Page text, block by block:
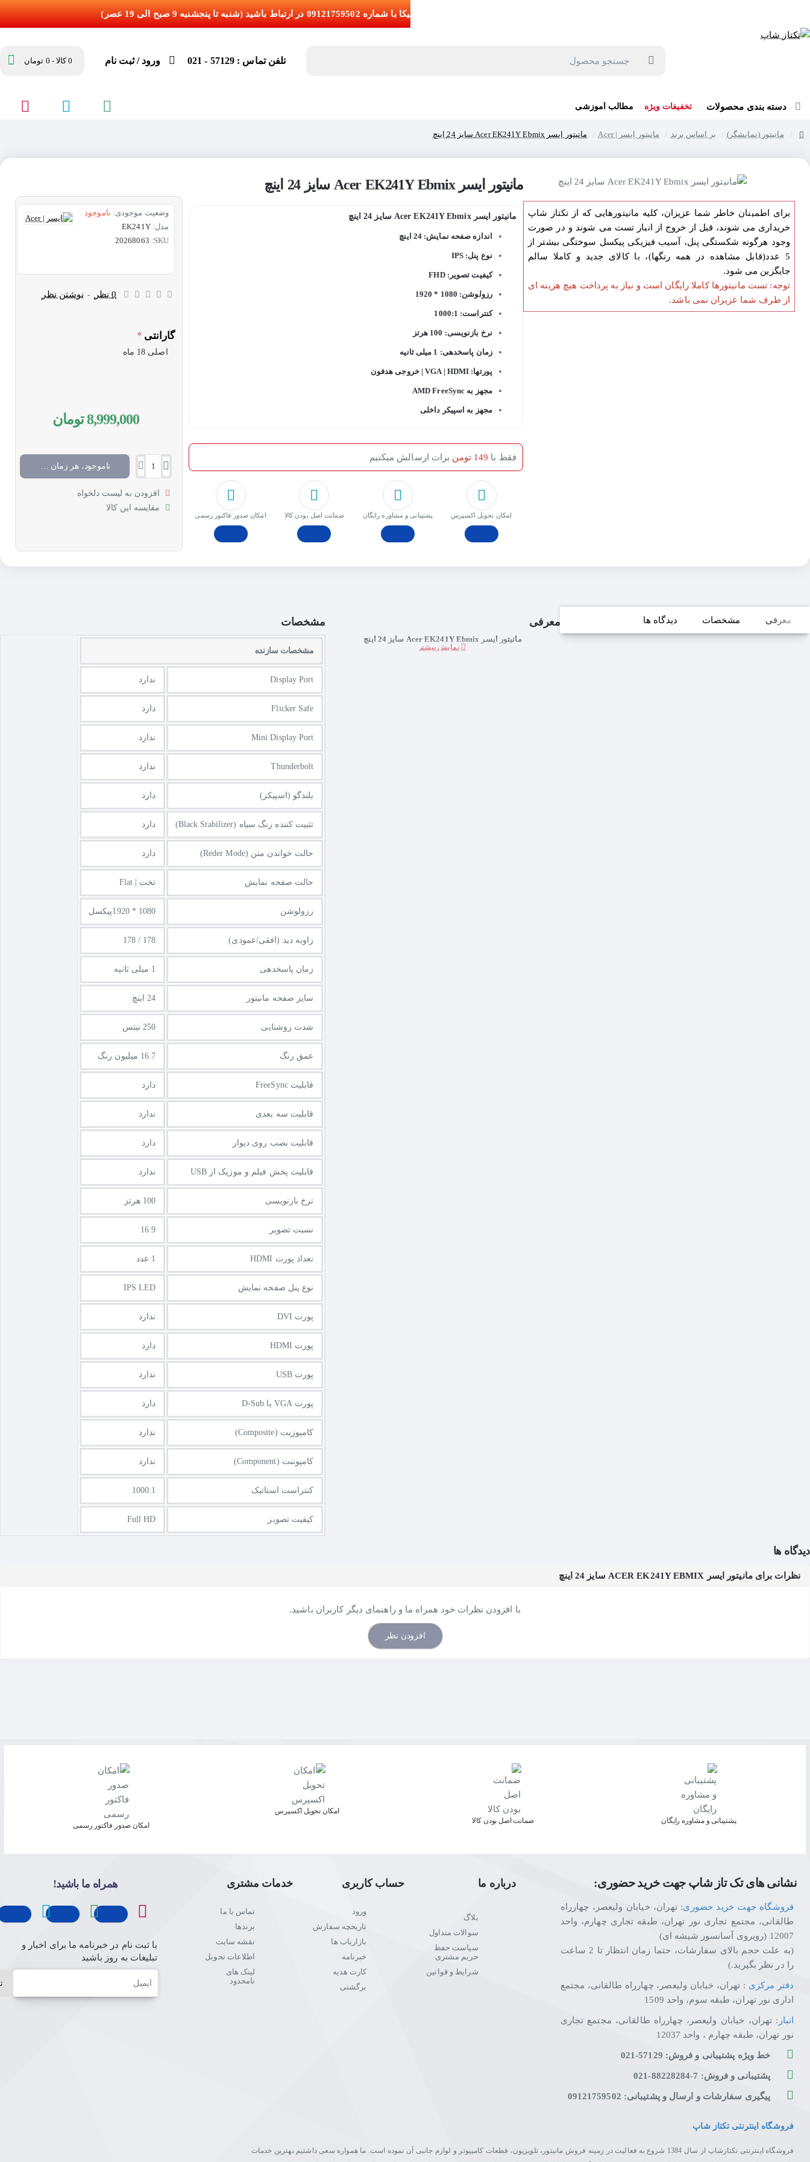
تلفن تماس : 57129 - 021 ورود / ثبت نام 0 کالا - 0 تومان
دسته بندی محصولات تخفیفات ویژه مطالب آموزشی
مانیتور (نمایشگر) بر اساس برند مانیتور ایسر | Acer مانیتور ایسر Acer EK241Y Ebmix سایز 24 اینچ
برای اطمینان خاطر شما عزیزان، کلیه مانیتورهایی که از تکتاز شاپ
خریداری می شوند، قبل از خروج از انبار تست می شوند و در صورت
وجود هرگونه شکستگی پنل، آسیب فیزیکی پیکسل سوختگی بیشتر از
5 عدد(قابل مشاهده در همه رنگها)، با کالای جدید و کاملا سالم
جایگزین می شود.
توجه: تست مانیتورها کاملا رایگان است و نیاز به پرداخت هیچ هزینه ای
از طرف شما عزیزان نمی باشد.
مانیتور ایسر Acer EK241Y Ebmix سایز 24 اینچ
مانیتور ایسر Acer EK241Y Ebmix سایز 24 اینچ
اندازه صفحه نمایش: 24 اینچ
نوع پنل: IPS
کیفیت تصویر: FHD
رزولوشن: 1080 * 1920
کنتراست: 1000:1
نرخ بازنویسی: 100 هرتز
زمان پاسخدهی: 1 میلی ثانیه
پورتها: VGA | HDMI | خروجی هدفون
مجهز به AMD FreeSync
مجهز به اسپیکر داخلی
امکان تحویل اکسپرس پشتیبانی و مشاوره رایگان ﺿﻤﺎﻧﺖ اﺻﻞ ﺑﻮدن ﮐﺎﻟﺎ امکان صدور فاکتور رسمی
فقط با 149 تومن برات ارسالش میکنیم
وضعیت موجودی: ناموجود
مدل: EK241Y
SKU:
20268063
0 نظر - نوشتن نظر
گارانتی
اصلی 18 ماه
8,999,000 تومان
افزودن به لیست دلخواه
مقایسه این کالا
معرفی مشخصات دیدگاه ها معرفی
مانیتور ایسر Acer EK241Y Ebmix سایز 24 اینچ
مشخصات
مشخصات سازنده
Display Port ندارد
Flicker Safe دارد
Mini Display Port ندارد
Thunderbolt ندارد
بلندگو (اسپیکر) دارد
تثبیت کننده رنگ سیاه (Black Stabilizer) دارد
حالت خواندن متن (Reder Mode) دارد
حالت صفحه نمایش تخت | Flat
رزولوشن 1080 * 1920پیکسل
زاویه دید (افقی/عمودی) 178 / 178
زمان پاسخدهی 1 میلی ثانیه
سایز صفحه مانیتور 24 اینچ
شدت روشنایی 250 نیتس
عمق رنگ 16.7 میلیون رنگ
قابلیت FreeSync دارد
قابلیت سه بعدی ندارد
قابلیت نصب روی دیوار دارد
قابلیت پخش فیلم و موزیک از USB ندارد
نرخ بازنویسی 100 هرتز
نسبت تصویر 16:9
نعداد پورت HDMI 1 عدد
نوع پنل صفحه نمایش IPS LED
پورت DVI ندارد
پورت HDMI دارد
پورت USB ندارد
پورت VGA یا D-Sub دارد
کامپوزیت (Composite) ندارد
کامپوننت (Component) ندارد
کنتراست استاتیک 1000:1
کیفیت تصویر Full HD
دیدگاه ها
نظرات برای مانیتور ایسر ACER EK241Y EBMIX سایز 24 اینچ
با افزودن نظرات خود همراه ما و راهنمای دیگر کاربران باشید.
افزودن نظر
پشتیبانی و مشاوره رایگان ﺿﻤﺎﻧﺖ اﺻﻞ ﺑﻮدن ﮐﺎﻟﺎ
اﻣﮑﺎن ﺗﺤﻮﯾﻞ اﮐﺴﭙﺮس
امکان صدور فاکتور رسمی
نشانی های تک تاز شاپ جهت خرید حضوری:
فروشگاه جهت خرید حضوری: تهران، خیابان ولیعصر، چهارراه
طالقانی، مجتمع تجاری نور تهران، طبقه تجاری چهارم، واحد
12007 (روبروی آسانسور شیشه ای)
(به علت حجم بالای سفارشات، حتما زمان انتظار تا 2 ساعت
را در نظر بگیرید.)
دفتر مرکزی : تهران، خیابان ولیعصر، چهارراه طالقانی، مجتمع
اداری نور تهران، طبقه سوم، واحد 1509
انبار : تهران، خیابان ولیعصر، چهارراه طالقانی، مجتمع تجاری
نور تهران، طبقه چهارم ، واحد 12037
خط ویژه پشتیبانی و فروش: 57129-021
پشتیبانی و فروش: 7-88228284-021
پیگیری سفارشات و ارسال و پشتیبانی: 09121759502
درباره ما
بلاگ
سوالات متداول
سیاست حفظ
حریم مشتری
شرایط و قوانین
حساب کاربری
ورود
تاریخچه سفارش
بازاریاب ها
خبرنامه
کارت هدیه
برگشتی
خدمات مشتری
تماس با ما
برندها
نقشه سایت
اطلاعات تحویل
لینک های
نامحدود
همراه ما باشید!
با ثبت نام در خبرنامه ما برای اخبار و
تبلیغات به روز باشید
ایمیل
فروشگاه اینترنتی تکتاز شاپ
فروشگاه اینترنتی تکتازشاپ از سال 1384 شروع به فعالیت در زمینه فروش مانیتور، تلویزیون، قطعات کامپیوتر و لوازم جانبی آن نموده است. ما همواره سعی داشتیم بهترین خدمات